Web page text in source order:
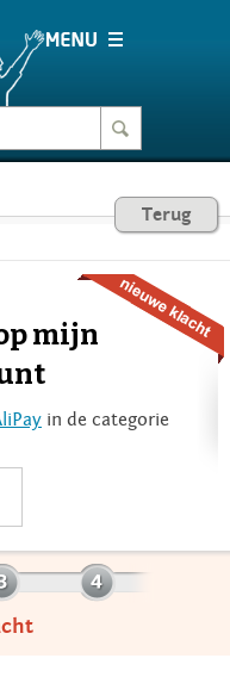
Terug
mijn
in de categorie